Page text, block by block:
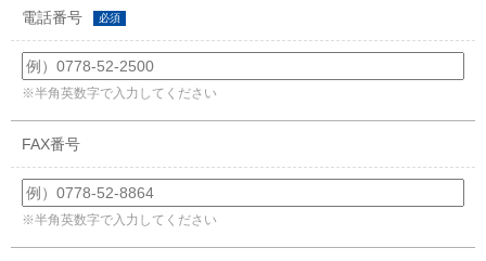
電話番号 必須
※半角英数字で入力してください
FAX番号
※半角英数字で入力してください